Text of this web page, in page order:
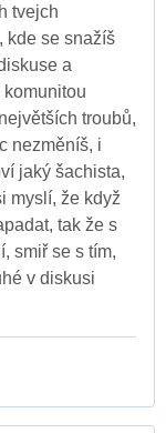
tvejch
kde se snažíš
a
troubů,
nezměníš, i
jaký šachista,
myslí, že když
tak že s
smiř se s tím,
v diskusi